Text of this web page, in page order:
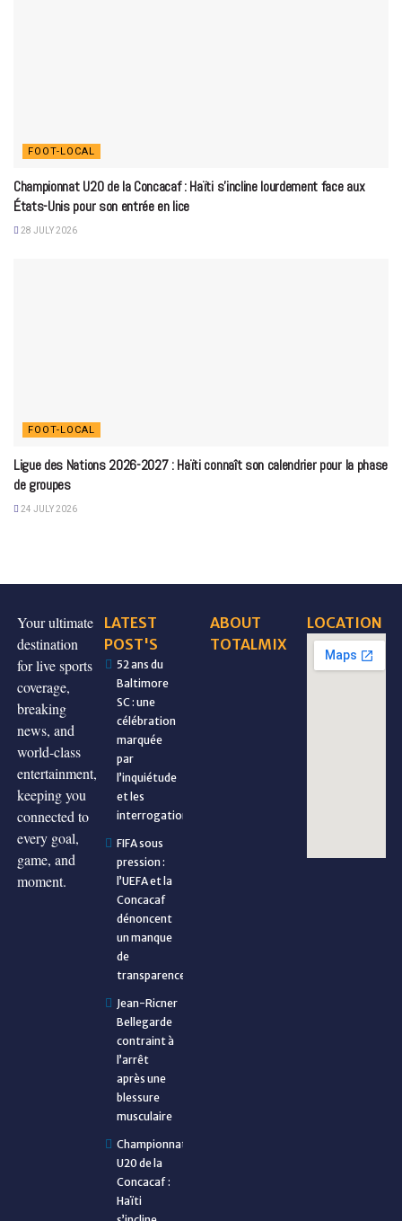
FOOT-LOCAL
Championnat U20 de la Concacaf : Haïti s’incline lourdement face aux
États-Unis pour son entrée en lice
28 JULY 2026
FOOT-LOCAL
Ligue des Nations 2026-2027 : Haïti connaît son calendrier pour la phase
de groupes
24 JULY 2026
Your ultimate
destination
for live sports
coverage,
breaking
news, and
world-class
entertainment,
keeping you
connected to
every goal,
game, and
moment.
LATEST
POST'S
52 ans du
Baltimore
SC : une
célébration
marquée
par
l’inquiétude
et les
interrogations
FIFA sous
pression :
l’UEFA et la
Concacaf
dénoncent
un manque
de
transparence
Jean-Ricner
Bellegarde
contraint à
l’arrêt
après une
blessure
musculaire
Championnat
U20 de la
Concacaf :
Haïti
ABOUT
TOTALMIX
LOCATION